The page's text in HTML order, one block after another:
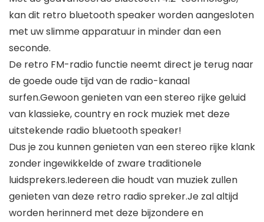
kan dit retro bluetooth speaker worden aangesloten
met uw slimme apparatuur in minder dan een
seconde.
De retro FM-radio functie neemt direct je terug naar
de goede oude tijd van de radio-kanaal
surfen.Gewoon genieten van een stereo rijke geluid
van klassieke, country en rock muziek met deze
uitstekende radio bluetooth speaker!
Dus je zou kunnen genieten van een stereo rijke klank
zonder ingewikkelde of zware traditionele
luidsprekers.Iedereen die houdt van muziek zullen
genieten van deze retro radio spreker.Je zal altijd
worden herinnerd met deze bijzondere en